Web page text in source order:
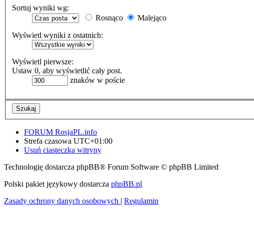
Sortuj wyniki wg:
Rosnąco
Malejąco
Wyświetl wyniki z ostatnich:
Wyświetl pierwsze:
Ustaw 0, aby wyświetlić cały post.
znaków w poście
FORUM RosjaPL.info
Strefa czasowa UTC+01:00
Usuń ciasteczka witryny
Technologię dostarcza phpBB® Forum Software © phpBB Limited
Polski pakiet językowy dostarcza phpBB.pl
Zasady ochrony danych osobowych | Regulamin